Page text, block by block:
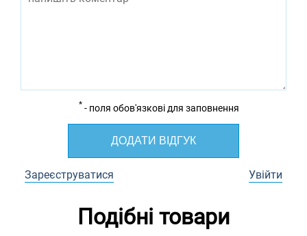
* - поля обов'язкові для заповнення
ДОДАТИ ВІДГУК
Зареєструватися Увійти
Подібні товари